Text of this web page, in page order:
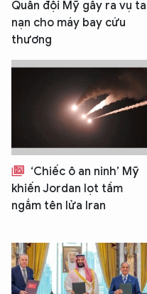
Quân đội Mỹ gây ra vụ
nạn cho máy bay cứu
thương
‘Chiếc ô an ninh’ Mỹ
khiến Jordan lọt tầm
ngắm tên lửa Iran
Hãy hỏi tôi bất
An Ninh Thủ Đô